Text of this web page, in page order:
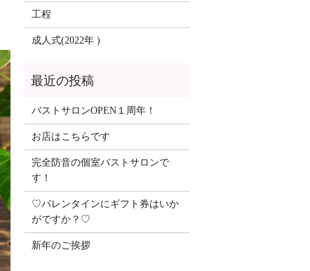
工程
成人式(2022年 )
バストサロンOPEN１周年！
お店はこちらです
完全防音の個室バストサロンで
す！
♡バレンタインにギフト券はいか
がですか？♡
新年のご挨拶